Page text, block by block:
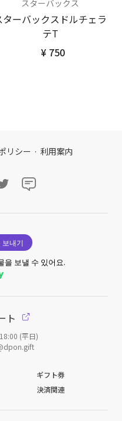
スターバックス
ターバックスドルチェラ
テT
¥ 750
リシー · 利用案内
보내기
을 보낼 수 있어요.
ト
(平日)
ギフト券
決済関連